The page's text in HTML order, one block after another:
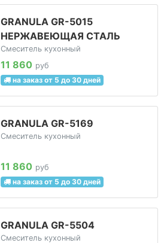
GRANULA GR-5015
НЕРЖАВЕЮЩАЯ СТАЛЬ
Смеситель кухонный
11 860 руб
на заказ от 5 до 30 дней
GRANULA GR-5169
Смеситель кухонный
11 860 руб
на заказ от 5 до 30 дней
GRANULA GR-5504
Смеситель кухонный